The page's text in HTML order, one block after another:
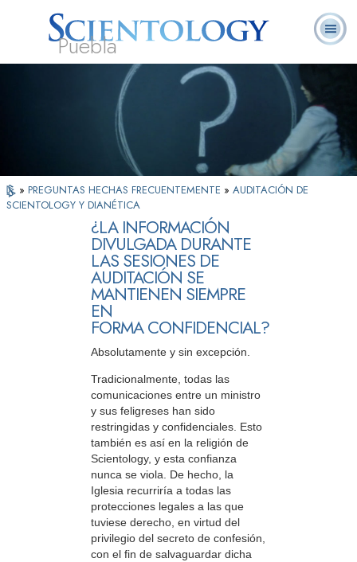
Puebla
¿Qué es
Scientology?
Ministros
Voluntarios
Preguntas
Frecuentes
» PREGUNTAS HECHAS FRECUENTEMENTE » AUDITACIÓN DE
SCIENTOLOGY Y DIANÉTICA
¿LA INFORMACIÓN
DIVULGADA DURANTE
LAS SESIONES DE
AUDITACIÓN SE
MANTIENEN SIEMPRE
EN
FORMA CONFIDENCIAL?
Absolutamente y sin excepción.
Tradicionalmente, todas las
comunicaciones entre un ministro
y sus feligreses han sido
restringidas y confidenciales. Esto
también es así en la religión de
Scientology, y esta confianza
nunca se viola. De hecho, la
Iglesia recurriría a todas las
protecciones legales a las que
tuviese derecho, en virtud del
privilegio del secreto de confesión,
con el fin de salvaguardar dicha